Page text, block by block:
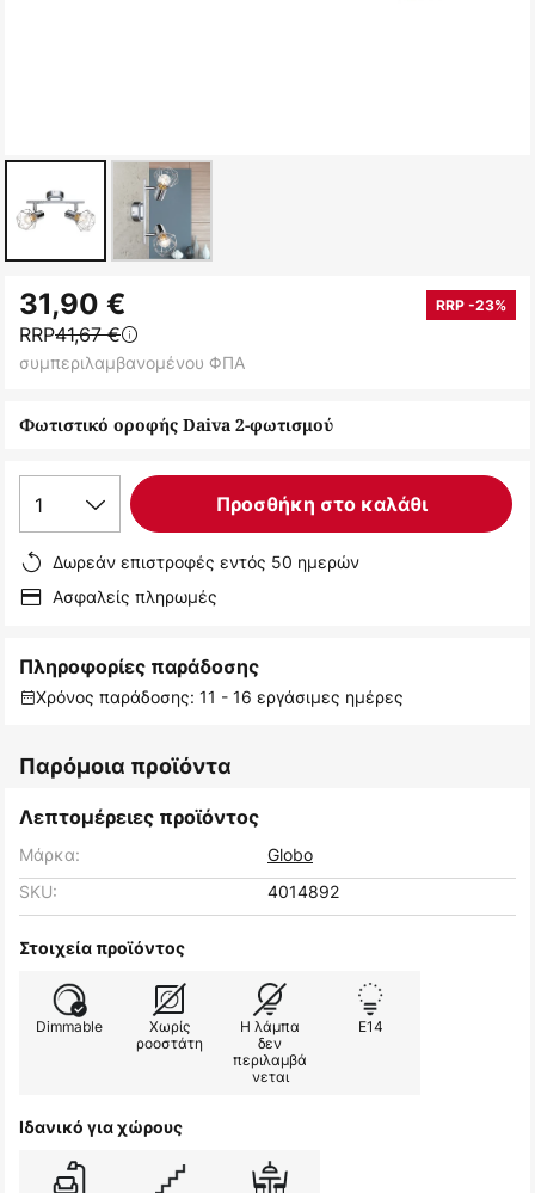
στην
αρχή
της
εικόνων
Φωτιστικό οροφής Daiva 2-φωτισμού
31,90 € RRP -23%
RRP41,67 €
συμπεριλαμβανομένου ΦΠΑ
1 Προσθήκη στο καλάθι
Δωρεάν επιστροφές εντός 50 ημερών
Ασφαλείς πληρωμές
Πληροφορίες παράδοσης
Χρόνος παράδοσης: 11 - 16 εργάσιμες ημέρες
Παρόμοια προϊόντα
Λεπτομέρειες προϊόντος
Μάρκα:
Globo
SKU:
4014892
Στοιχεία προϊόντος
Dimmable
Χωρίς
ροοστάτη
Η λάμπα
δεν
περιλαμβά
νεται
E14
Ιδανικό για χώρους